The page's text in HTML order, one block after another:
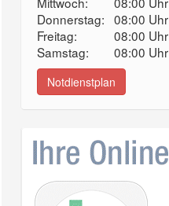
Donnerstag: 08:00 Uhr
Freitag:
08:00 Uhr
Samstag:
08:00 Uhr
Notdienstplan